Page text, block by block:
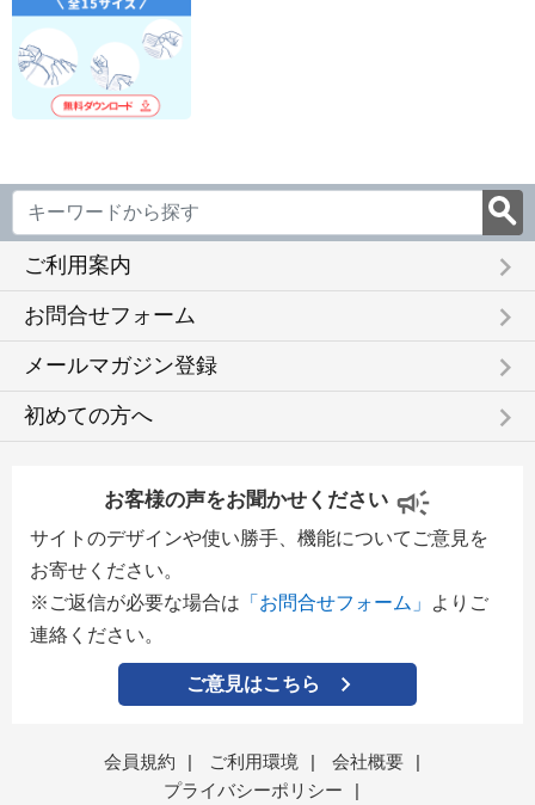
ご利用案内 keyboard_arrow_right
お問合せフォーム keyboard_arrow_right
メールマガジン登録 keyboard_arrow_right
初めての方へ keyboard_arrow_right
お客様の声をお聞かせください
サイトのデザインや使い勝手、機能についてご意見を
お寄せください。
※ご返信が必要な場合は 「お問合せフォーム」
よりご
連絡ください。
ご意見はこちら
会員規約 | ご利用環境 | 会社概要
|
プライバシーポリシー
|